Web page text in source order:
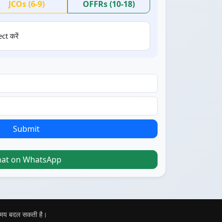
JCOs (6-9) OFFRs (10-18)
करें
Submit
on WhatsApp
बदल सकती है।